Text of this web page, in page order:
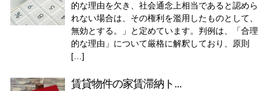
的な理由を欠き、社会通念上相当であると認めら
れない場合は、その権利を濫用したものとして、
無効とする。」と定めています。判例は、「合理
的な理由」について厳格に解釈しており、原則
[…]
賃貸物件の家賃滞納ト...